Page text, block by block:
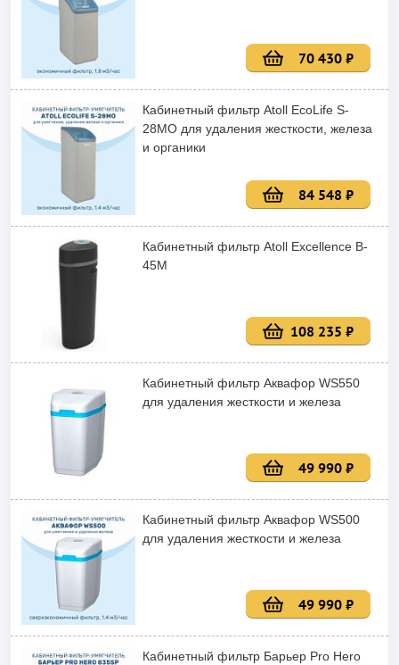
70 430 ₽
Кабинетный фильтр Atoll EcoLife S-
28MO для удаления жесткости, железа
и органики
84 548 ₽
Кабинетный фильтр Atoll Excellence B-
45M
108 235 ₽
Кабинетный фильтр Аквафор WS550
для удаления жесткости и железа
49 990 ₽
Кабинетный фильтр Аквафор WS500
для удаления жесткости и железа
49 990 ₽
Кабинетный фильтр Барьер Pro Hero